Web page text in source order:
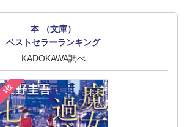
本 （文庫）
ベストセラーランキング
KADOKAWA調べ
1位